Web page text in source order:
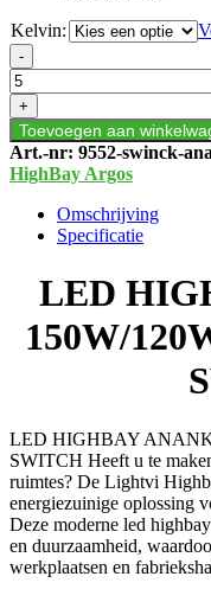
Kelvin:
LED
HIGHBAY
ANANKE
|
150W/120W/80W
|
90°
CCT-
SWITCH
-
+
Toevoegen aan
Art.-nr: 9552-swinck-
HighBay Argos
Omschrijving
Specificatie
LED
150W/
LED HIGHBAY
SWITCH Heeft u te
ruimtes? De Lightvi
energiezuinige oplossing
Deze moderne led
en duurzaamheid,
werkplaatsen en